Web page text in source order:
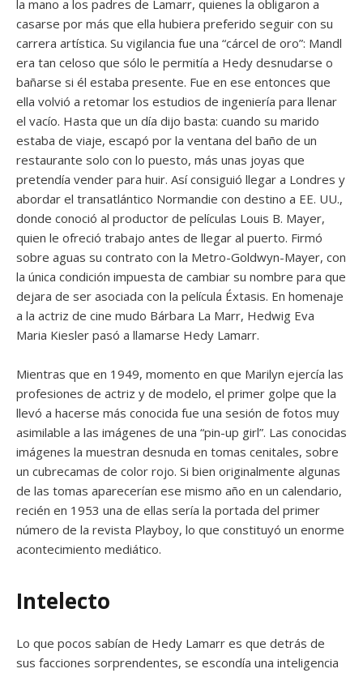
la mano a los padres de Lamarr, quienes la obligaron a
casarse por más que ella hubiera preferido seguir con su
carrera artística. Su vigilancia fue una “cárcel de oro”: Mandl
era tan celoso que sólo le permitía a Hedy desnudarse o
bañarse si él estaba presente. Fue en ese entonces que
ella volvió a retomar los estudios de ingeniería para llenar
el vacío. Hasta que un día dijo basta: cuando su marido
estaba de viaje, escapó por la ventana del baño de un
restaurante solo con lo puesto, más unas joyas que
pretendía vender para huir. Así consiguió llegar a Londres y
abordar el transatlántico Normandie con destino a EE. UU.,
donde conoció al productor de películas Louis B. Mayer,
quien le ofreció trabajo antes de llegar al puerto. Firmó
sobre aguas su contrato con la Metro-Goldwyn-Mayer, con
la única condición impuesta de cambiar su nombre para que
dejara de ser asociada con la película Éxtasis. En homenaje
a la actriz de cine mudo Bárbara La Marr, Hedwig Eva
Maria Kiesler pasó a llamarse Hedy Lamarr.
Mientras que en 1949, momento en que Marilyn ejercía las
profesiones de actriz y de modelo, el primer golpe que la
llevó a hacerse más conocida fue una sesión de fotos muy
asimilable a las imágenes de una “pin-up girl”. Las conocidas
imágenes la muestran desnuda en tomas cenitales, sobre
un cubrecamas de color rojo. Si bien originalmente algunas
de las tomas aparecerían ese mismo año en un calendario,
recién en 1953 una de ellas sería la portada del primer
número de la revista Playboy, lo que constituyó un enorme
acontecimiento mediático.
Intelecto
Lo que pocos sabían de Hedy Lamarr es que detrás de
sus facciones sorprendentes, se escondía una inteligencia